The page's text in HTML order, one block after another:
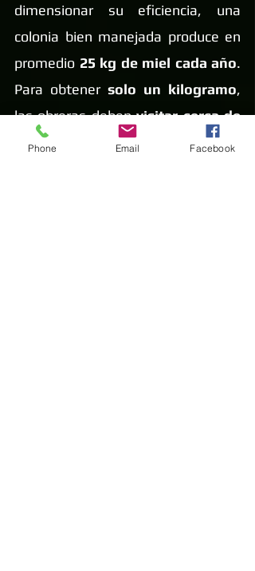
dimensionar su eficiencia, una
colonia bien manejada produce en
promedio 25 kg de miel cada año.
Para obtener solo un kilogramo,
las obreras deben visitar cerca de
2,7 millones de flores y recorrer
Phone Email Facebook